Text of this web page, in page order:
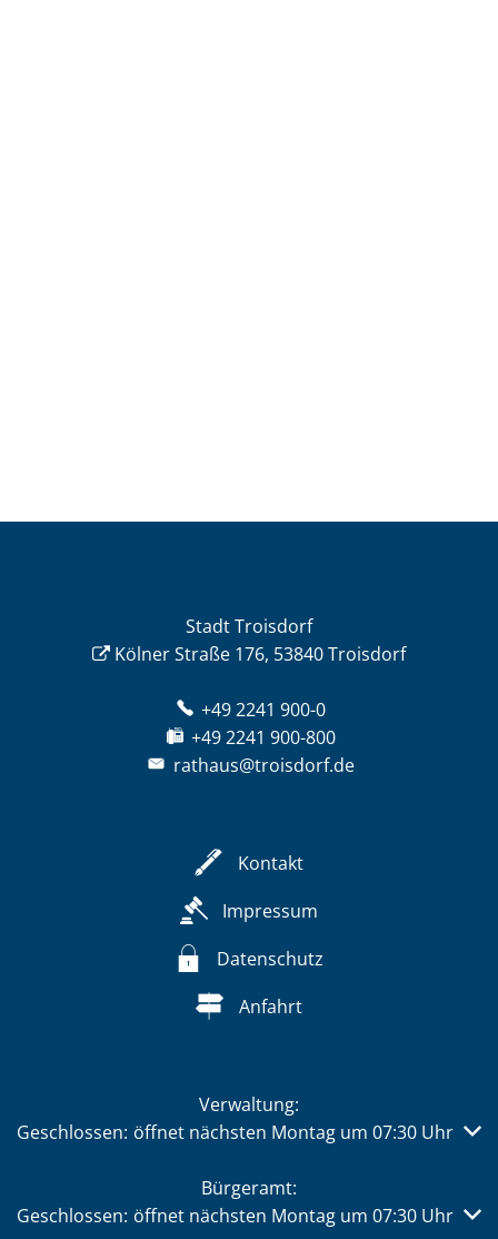
Stadt Troisdorf
Kölner Straße 176, 53840 Troisdorf
+49 2241 900-0
+49 2241 900-800
rathaus@troisdorf.de
Kontakt
Impressum
Datenschutz
Anfahrt
Verwaltung:
Klicken, um weitere Öffnungs- oder Schließzeiten
Geschlossen: öffnet nächsten Montag um 07:30 Uhr
Bürgeramt:
Klicken, um weitere Öffnungs- oder Schließzeiten
Geschlossen: öffnet nächsten Montag um 07:30 Uhr